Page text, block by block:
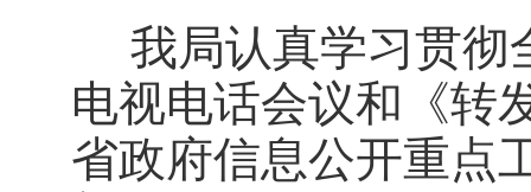
我局认真学习贯彻
电视电话会议和《转
省政府信息公开重点